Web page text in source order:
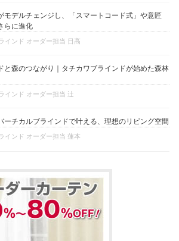
モデルチェンジし、「スマートコード式」や意匠
らに進化
インド オーダー担当 日高
と森のつながり｜タチカワブラインドが始めた森林
インド オーダー担当 辻
ーチカルブラインドで叶える、理想のリビング空間
インド オーダー担当 蓮本